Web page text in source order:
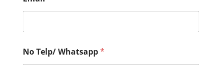
No Telp/ Whatsapp*